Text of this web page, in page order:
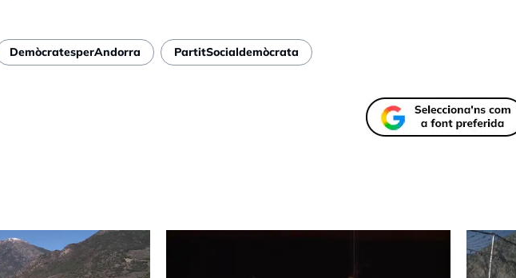
DemòcratesperAndorra PartitSocialdemòcrata